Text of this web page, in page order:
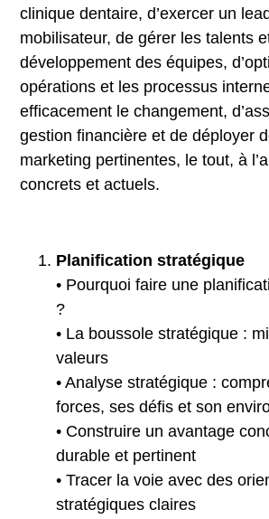
clinique dentaire, d’exercer un
mobilisateur, de gérer les talents
développement des équipes,
opérations et les processus
efficacement le changement,
gestion financière et de déployer
marketing pertinentes, le tout, à
concrets et actuels.
Planification stratégique
• Pourquoi faire une
?
• La boussole stratégique :
valeurs
• Analyse stratégique :
forces, ses défis et son
• Construire un avantage
durable et pertinent
• Tracer la voie avec des
stratégiques claires